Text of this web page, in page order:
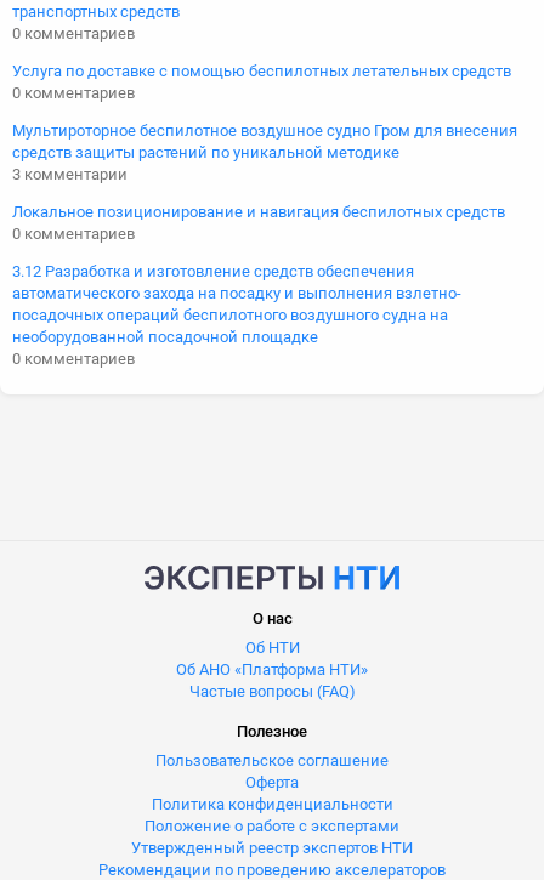
транспортных средств
0 комментариев
Услуга по доставке с помощью беспилотных летательных средств
0 комментариев
Мультироторное беспилотное воздушное судно Гром для внесения
средств защиты растений по уникальной методике
3 комментарии
Локальное позиционирование и навигация беспилотных средств
0 комментариев
3.12 Разработка и изготовление средств обеспечения
автоматического захода на посадку и выполнения взлетно-
посадочных операций беспилотного воздушного судна на
необорудованной посадочной площадке
0 комментариев
О нас
Об НТИ
Об АНО «Платформа НТИ»
Частые вопросы (FAQ)
Полезное
Пользовательское соглашение
Оферта
Политика конфиденциальности
Положение о работе с экспертами
Утвержденный реестр экспертов НТИ
Рекомендации по проведению акселераторов